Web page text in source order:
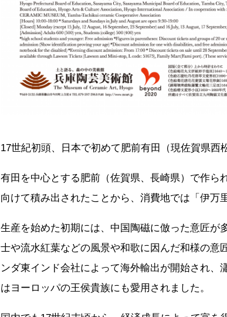
17世紀初頭、日本で初めて肥前有田（現佐賀県西
有田を中心とする肥前（佐賀県、長崎県）で作ら
向けて積み出されたことから、消費地では「伊万
生産を始めた初期には、中国陶磁に倣った意匠が
士や流水紅葉などの風景や和歌に因んだ和様の意
ンダ東インド会社によって海外輸出が開始され
はヨーロッパの王侯貴族にも愛用されました。